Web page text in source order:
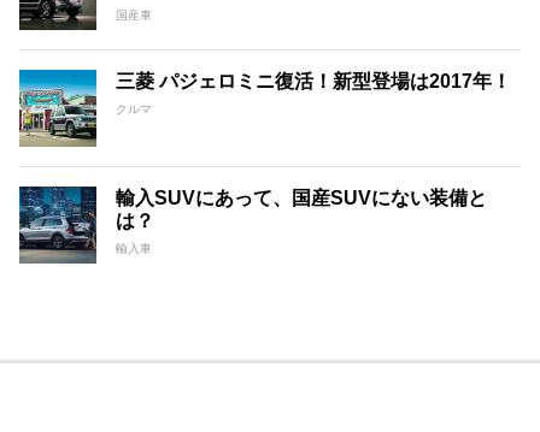
国産車
三菱 パジェロミニ復活！新型登場は2017年！
クルマ
輸入SUVにあって、国産SUVにない装備と
は？
輸入車